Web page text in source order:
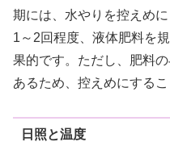
期には、水やりを控えめ
1～2回程度、液体肥料を
果的です。ただし、肥料
あるため、控えめにするこ
日照と温度